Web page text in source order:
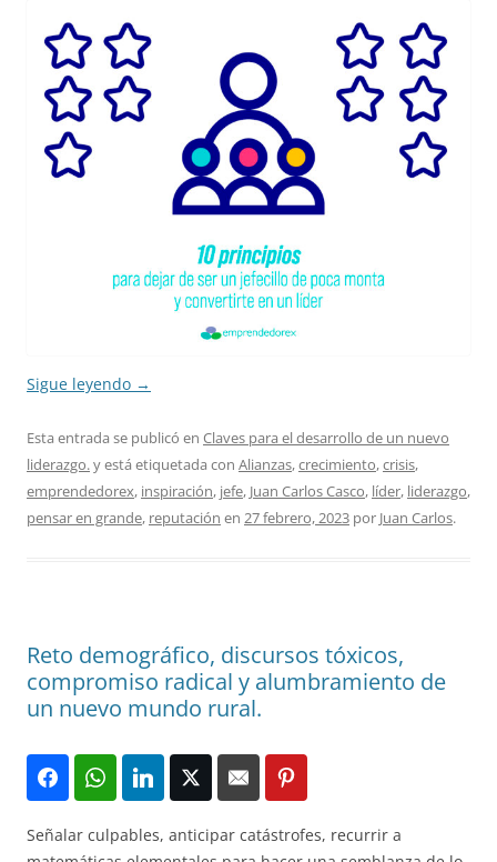
Sigue leyendo →
Esta entrada se publicó en Claves para el desarrollo de un nuevo
liderazgo.y está etiquetada con Alianzas,crecimiento,crisis,
emprendedorex, inspiración, jefe, Juan Carlos Casco, líder, liderazgo,
pensar en grande, reputación en 27 febrero, 2023 por Juan Carlos.
Reto demográfico, discursos tóxicos,
compromiso radical y alumbramiento de
un nuevo mundo rural.
Señalar culpables, anticipar catástrofes, recurrir a